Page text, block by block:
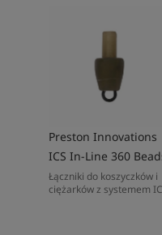
Preston Innovations
ICS In-Line 360
Łączniki do koszyczków i
ciężarków z systemem